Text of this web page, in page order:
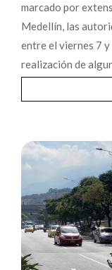
marcado por
Medellín, las
entre el viernes 7
realización de